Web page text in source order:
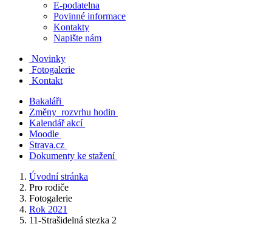
E-podatelna
Povinné informace
Kontakty
Napište nám
Novinky
Fotogalerie
Kontakt
Bakaláři
Změny rozvrhu hodin
Kalendář akcí
Moodle
Strava.cz
Dokumenty ke stažení
Úvodní stránka
Pro rodiče
Fotogalerie
Rok 2021
11-Strašidelná stezka 2